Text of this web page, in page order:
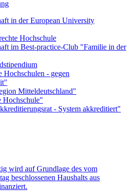
wird auf Grundlage des vom
beschlossenen Haushalts aus